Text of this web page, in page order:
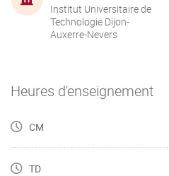
Institut Universitaire de
Technologie Dijon-
Auxerre-Nevers
Heures d'enseignement
CM
TD